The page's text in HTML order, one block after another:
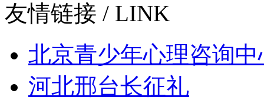
友情链接 / LINK
北京青少年心理咨询中
河北邢台长征礼